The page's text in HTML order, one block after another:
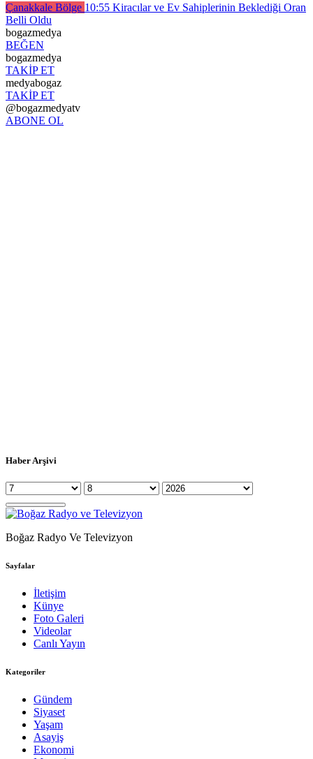
Çanakkale Bölge 10:55 Kiracılar ve Ev Sahiplerinin Beklediği Oran
Belli Oldu
bogazmedya
BEĞEN
bogazmedya
TAKİP ET
medyabogaz
TAKİP ET
@bogazmedyatv
ABONE OL
Haber Arşivi
Boğaz Radyo Ve Televizyon
Sayfalar
İletişim
Künye
Foto Galeri
Videolar
Canlı Yayın
Kategoriler
Gündem
Siyaset
Yaşam
Asayiş
Ekonomi